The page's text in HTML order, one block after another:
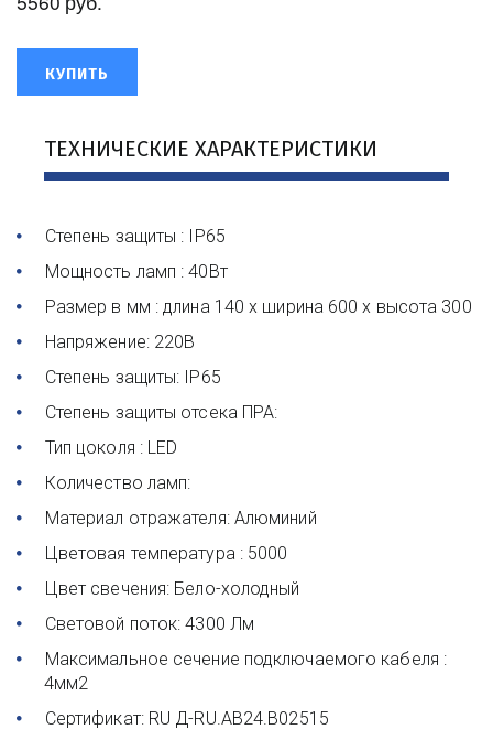
КУПИТЬ
ТЕХНИЧЕСКИЕ ХАРАКТЕРИСТИКИ
Степень защиты : IP65
Мощность ламп : 40Вт
Размер в мм : длина 140 х ширина 600 х высота 300
Напряжение: 220В
Степень защиты: IP65
Степень защиты отсека ПРА:
Тип цоколя : LED
Количество ламп:
Материал отражателя: Алюминий
Цветовая температура : 5000
Цвет свечения: Бело-холодный
Световой поток: 4300 Лм
Максимальное сечение подключаемого кабеля :
4мм2
Сертификат: RU Д-RU.AB24.B02515